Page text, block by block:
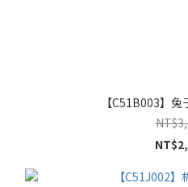
【C51B003】